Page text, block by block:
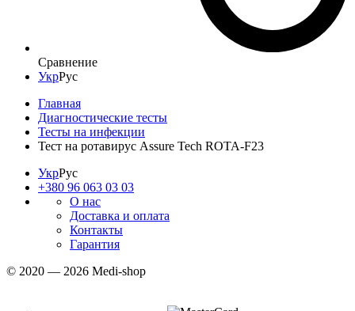
Сравнение
УкрРус
Главная
Диагностические тесты
Тесты на инфекции
Тест на ротавирус Assure Tech ROTA-F23
УкрРус
+380 96 063 03 03
О нас
Доставка и оплата
Контакты
Гарантия
© 2020 — 2026 Medi-shop